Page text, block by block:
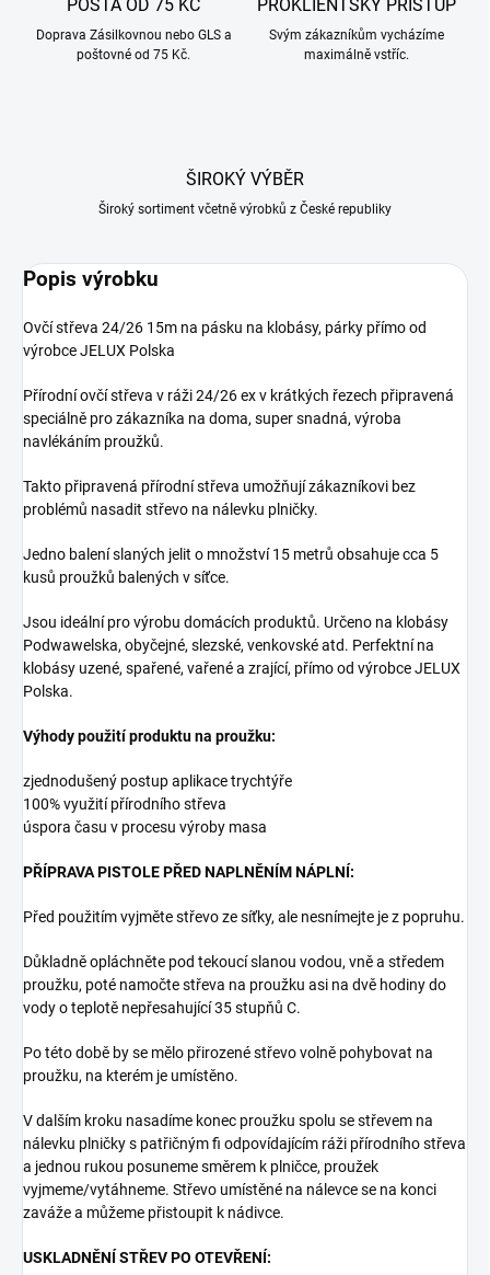
POŠTA OD 75 KČ
Doprava Zásilkovnou nebo GLS a
poštovné od 75 Kč.
PROKLIENTSKÝ PŘÍSTUP
Svým zákazníkům vycházíme
maximálně vstříc.
ŠIROKÝ VÝBĚR
Široký sortiment včetně výrobků z České republiky
Popis výrobku
Ovčí střeva 24/26 15m na pásku na klobásy, párky přímo od
výrobce JELUX Polska
Přírodní ovčí střeva v ráži 24/26 ex v krátkých řezech připravená
speciálně pro zákazníka na doma, super snadná, výroba
navlékáním proužků.
Takto připravená přírodní střeva umožňují zákazníkovi bez
problémů nasadit střevo na nálevku plničky.
Jedno balení slaných jelit o množství 15 metrů obsahuje cca 5
kusů proužků balených v síťce.
Jsou ideální pro výrobu domácích produktů. Určeno na klobásy
Podwawelska, obyčejné, slezské, venkovské atd. Perfektní na
klobásy uzené, spařené, vařené a zrající, přímo od výrobce JELUX
Polska.
Výhody použití produktu na proužku:
zjednodušený postup aplikace trychtýře
100% využití přírodního střeva
úspora času v procesu výroby masa
PŘÍPRAVA PISTOLE PŘED NAPLNĚNÍM NÁPLNÍ:
Před použitím vyjměte střevo ze síťky, ale nesnímejte je z popruhu.
Důkladně opláchněte pod tekoucí slanou vodou, vně a středem
proužku, poté namočte střeva na proužku asi na dvě hodiny do
vody o teplotě nepřesahující 35 stupňů C.
Po této době by se mělo přirozené střevo volně pohybovat na
proužku, na kterém je umístěno.
V dalším kroku nasadíme konec proužku spolu se střevem na
nálevku plničky s patřičným fi odpovídajícím ráži přírodního střeva
a jednou rukou posuneme směrem k plničce, proužek
vyjmeme/vytáhneme. Střevo umístěné na nálevce se na konci
zaváže a můžeme přistoupit k nádivce.
USKLADNĚNÍ STŘEV PO OTEVŘENÍ: